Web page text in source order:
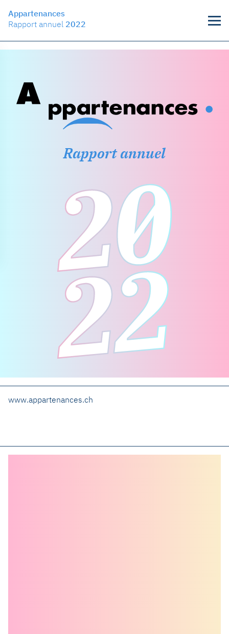
Appartenances
Rapport annuel 2022
Rapport annuel
www.appartenances.ch